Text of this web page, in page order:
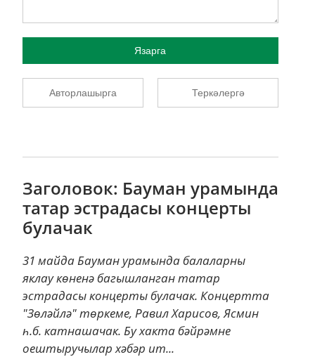
Язарга
Авторлашырга Теркәлергә
Заголовок: Бауман урамында
татар эстрадасы концерты
булачак
31 майда Бауман урамында балаларны
яклау көненә багышланган татар
эстрадасы концерты булачак. Концертта
"Зөләйлә" төркеме, Равил Харисов, Ясмин
һ.б. катнашачак. Бу хакта бәйрәмне
оештыручылар хәбәр ит...